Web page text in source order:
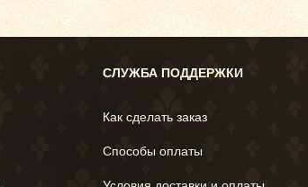
СЛУЖБА ПОДДЕРЖКИ
Как сделать заказ
Способы оплаты